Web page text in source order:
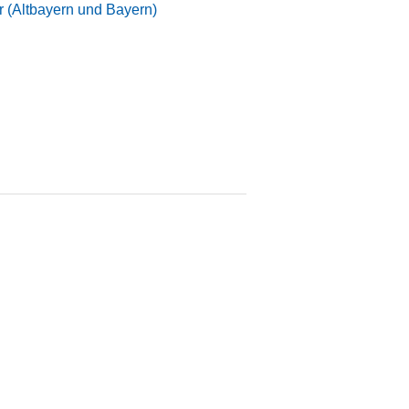
(Altbayern und Bayern)